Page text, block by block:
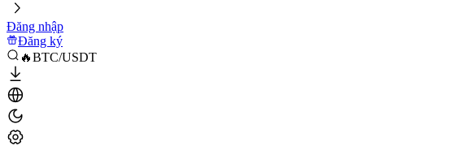
Đăng nhập
Đăng ký
🔥BTC/USDT